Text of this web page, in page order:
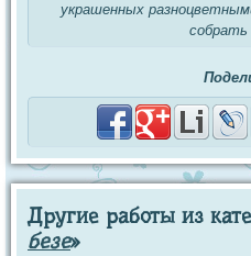
украшенных
собрать
Другие работы из
безе»